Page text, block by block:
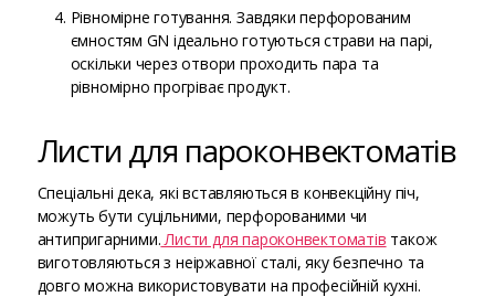
Рівномірне готування. Завдяки перфорованим
ємностям GN ідеально готуються страви на парі,
оскільки через отвори проходить пара та
рівномірно прогріває продукт.
Листи для пароконвектоматів
Спеціальні дека, які вставляються в конвекційну піч,
можуть бути суцільними, перфорованими чи
антипригарними. Листи для пароконвектоматів також
виготовляються з неіржавної сталі, яку безпечно та
довго можна використовувати на професійній кухні.